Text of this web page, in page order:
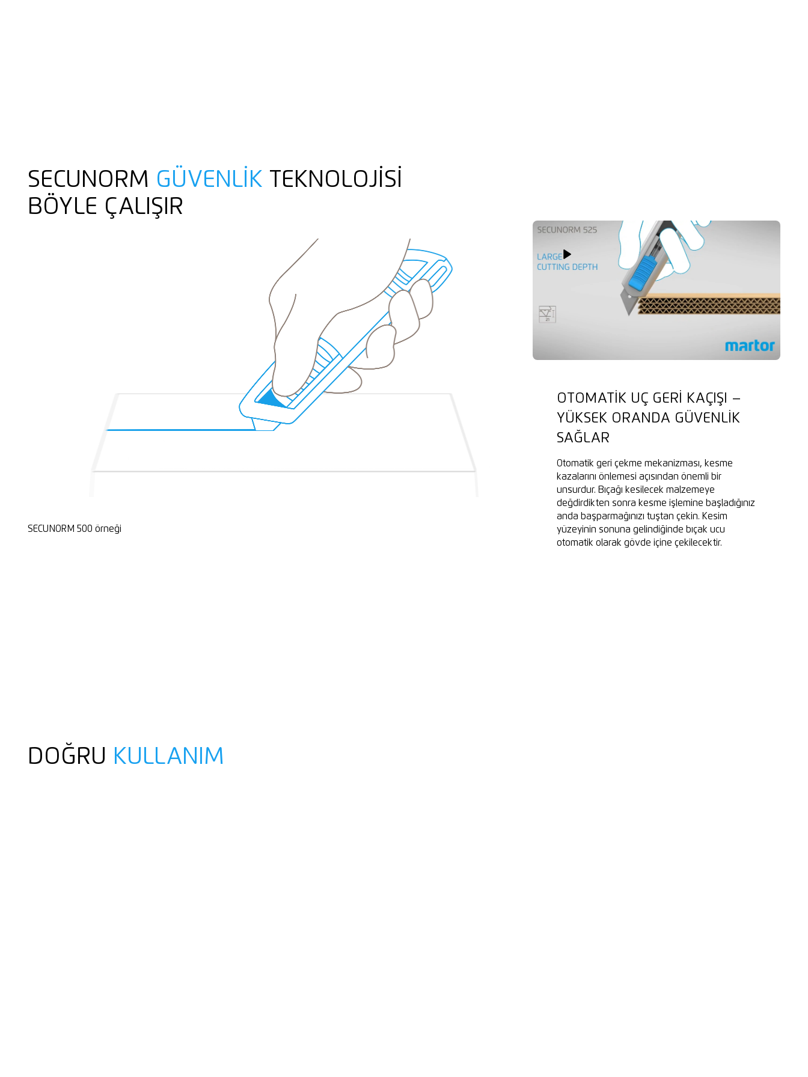
SECUNORM GÜVENLIK TEKNOLOJISI
BÖYLE ÇALIŞIR
OTOMATIK UÇ GERI KAÇIŞI –
YÜKSEK ORANDA GÜVENLIK
SAĞLAR
Otomatik geri çekme mekanizması, kesme
kazalarını önlemesi açısından önemli bir
unsurdur. Bıçağı kesilecek malzemeye
değdirdikten sonra kesme işlemine başladığınız
anda başparmağınızı tuştan çekin. Kesim
yüzeyinin sonuna gelindiğinde bıçak ucu
otomatik olarak gövde içine çekilecektir.
SECUNORM 500 örneği
Play Video
DOĞRU KULLANIM